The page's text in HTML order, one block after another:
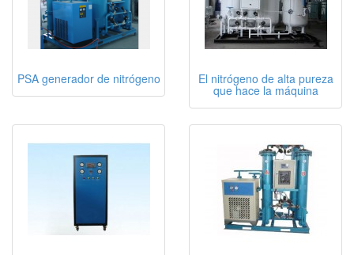
PSA generador de nitrógeno El nitrógeno de alta pureza
que hace la máquina